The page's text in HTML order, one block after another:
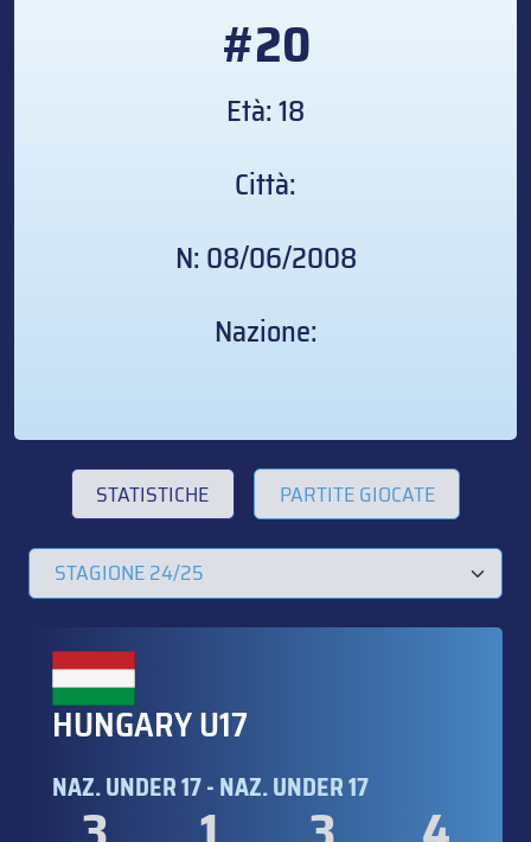
#20
Età: 18
Città:
N: 08/06/2008
Nazione:
STATISTICHE PARTITE GIOCATE
HUNGARY U17
NAZ. UNDER 17 - NAZ. UNDER 17